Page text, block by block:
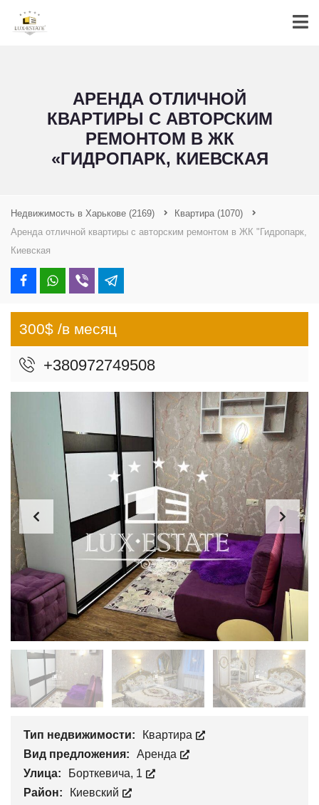
АРЕНДА ОТЛИЧНОЙ
КВАРТИРЫ С АВТОРСКИМ
РЕМОНТОМ В ЖК
«ГИДРОПАРК, КИЕВСКАЯ
Недвижимость в Харькове (2169) Квартира (1070)
Аренда отличной квартиры с авторским ремонтом в ЖК "Гидропарк,
Киевская
300$ /в месяц
+380972749508
Тип недвижимости:
Квартира
Вид предложения:
Аренда
Улица:
Борткевича, 1
Район:
Киевский